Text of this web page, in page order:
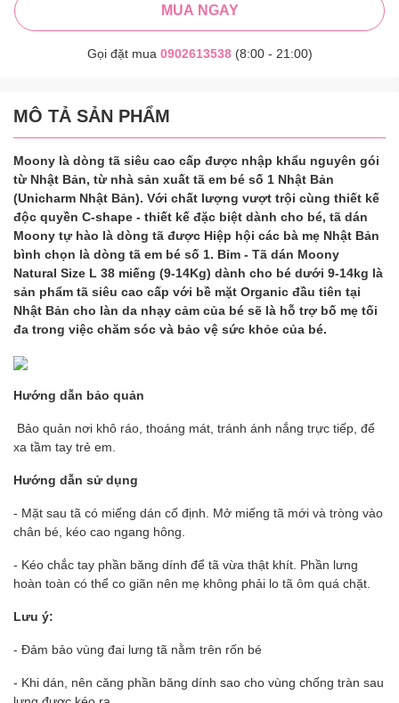
MUA NGAY
Gọi đặt mua 0902613538(8:00 - 21:00)
MÔ TẢ SẢN PHẨM
Moony là dòng tã siêu cao cấp được nhập khẩu nguyên gói
từ Nhật Bản, từ nhà sản xuất tã em bé số 1 Nhật Bản
(Unicharm Nhật Bản). Với chất lượng vượt trội cùng thiết kế
độc quyền C-shape - thiết kế đặc biệt dành cho bé, tã dán
Moony tự hào là dòng tã được Hiệp hội các bà mẹ Nhật Bản
bình chọn là dòng tã em bé số 1. Bỉm - Tã dán Moony
Natural Size L 38 miếng (9-14Kg) dành cho bé dưới 9-14kg là
sản phẩm tã siêu cao cấp với bề mặt Organic đầu tiên tại
Nhật Bản cho làn da nhạy cảm của bé sẽ là hỗ trợ bố mẹ tối
đa trong việc chăm sóc và bảo vệ sức khỏe của bé.
Hướng dẫn bảo quản
Bảo quản nơi khô ráo, thoáng mát, tránh ánh nắng trực tiếp, để
xa tầm tay trẻ em.
Hướng dẫn sử dụng
- Mặt sau tã có miếng dán cố định. Mở miếng tã mới và tròng vào
chân bé, kéo cao ngang hông.
- Kéo chắc tay phần băng dính để tã vừa thật khít. Phần lưng
hoàn toàn có thể co giãn nên mẹ không phải lo tã ôm quá chặt.
Lưu ý:
- Đảm bảo vùng đai lưng tã nằm trên rốn bé
- Khi dán, nên căng phần băng dính sao cho vùng chống tràn sau